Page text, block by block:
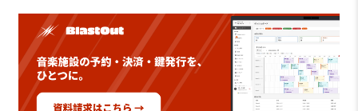
入者特典情報も解禁に。